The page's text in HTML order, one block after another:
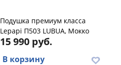
Подушка премиум класса
Lepapi П503 LUBUA, Мокко
15 990 руб.
В корзину